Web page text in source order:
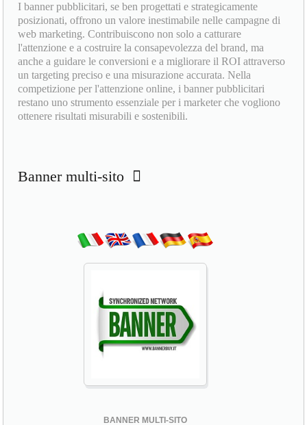
I banner pubblicitari, se ben progettati e strategicamente
posizionati, offrono un valore inestimabile nelle campagne di
web marketing. Contribuiscono non solo a catturare
l'attenzione e a costruire la consapevolezza del brand, ma
anche a guidare le conversioni e a migliorare il ROI attraverso
un targeting preciso e una misurazione accurata. Nella
competizione per l'attenzione online, i banner pubblicitari
restano uno strumento essenziale per i marketer che vogliono
ottenere risultati misurabili e sostenibili.
Banner multi-sito
BANNER MULTI-SITO